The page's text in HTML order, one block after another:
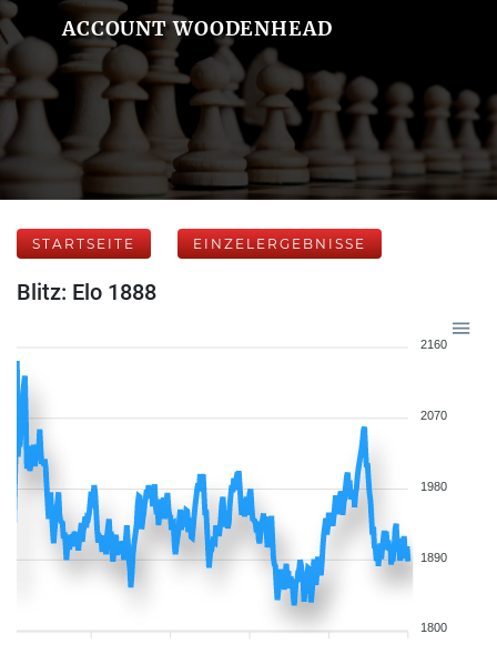
ACCOUNT WOODENHEAD
STARTSEITE EINZELERGEBNISSE
Blitz: Elo 1888
2160
2070
1980
1890
1800